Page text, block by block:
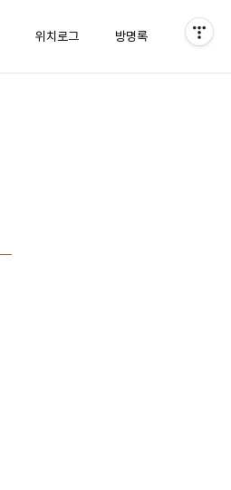
위치로그 방명록